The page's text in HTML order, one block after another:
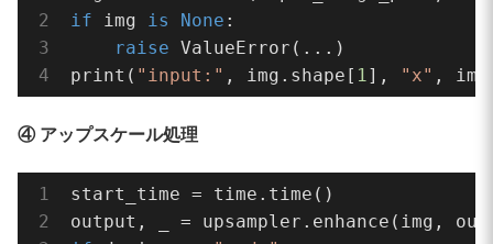
# 保存
# ----------------------
cv2.imwrite(output_image_path, output)
print("saved:", output_image_path)
print(
f"time:
if img is None :
raise ValueError(...)
print( "input:" , img.shape[ 1], "x" ,
④ アップスケール処理
start_time = time.time()